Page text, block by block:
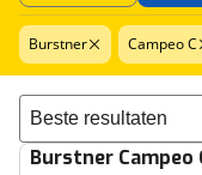
Burstner Campeo C
Sorteer resultaten
Burstner Campeo